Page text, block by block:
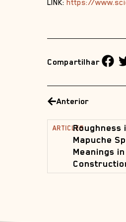
LINK: https://
Compartilhar
Anterior
ARTICLESRoughness
Mapuche
Meanings